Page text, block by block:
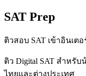
SAT Prep
ติวสอบ SAT เข้าอินเตอ
ติว Digital SAT สำหรั
ไทยและต่างประเทศ